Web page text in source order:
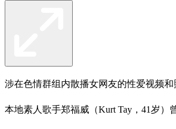
涉在色情群组内散播女网友的性爱视频
本地素人歌手郑福威（Kurt Tay，41岁）